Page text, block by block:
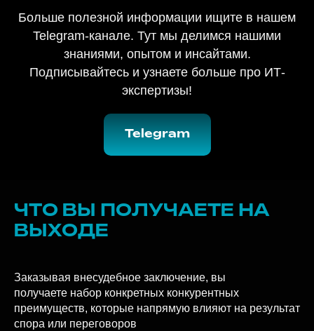
Больше полезной информации ищите в нашем
Telegram-канале. Тут мы делимся нашими
знаниями, опытом и инсайтами.
Подписывайтесь и узнаете больше про ИТ-
ЧТО ВЫ ПОЛУЧАЕТЕ НА
Заказывая внесудебное заключение, вы
получаете набор конкретных конкурентных
преимуществ, которые напрямую влияют на результат